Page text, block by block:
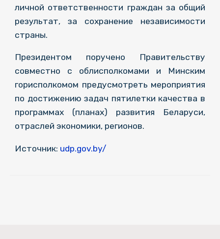
личной ответственности граждан за общий
результат, за сохранение независимости
страны.
Президентом поручено Правительству
совместно с облисполкомами и Минским
горисполкомом предусмотреть мероприятия
по достижению задач пятилетки качества в
программах (планах) развития Беларуси,
отраслей экономики, регионов.
Источник: udp.gov.by/